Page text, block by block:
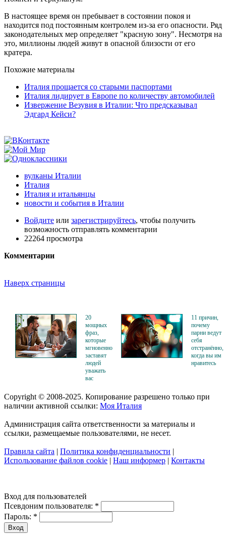
В настоящее время он пребывает в состоянии покоя и
находится под постоянным контролем из-за его опасности. Ряд
законодательных мер определяет "красную зону". Несмотря на
это, миллионы людей живут в опасной близости от его
кратера.
Похожие материалы
Италия прощается со старыми паспортами
Италия лидирует в Европе по количеству автомобилей
Извержение Везувия в Италии: Что предсказывал
Эдгард Кейси?
вулканы Италии
Италия
Италия и итальянцы
новости и события в Италии
Войдите или зарегистрируйтесь, чтобы получить
возможность отправлять комментарии
22264 просмотра
Комментарии
Наверх страницы
20
мощных
фраз,
которые
мгновенно
заставят
людей
уважать
вас
11 причин,
почему
парни ведут
себя
отстранённо,
когда вы им
нравитесь
Copyright © 2008-2025. Копирование разрешено только при
наличии активной ссылки: Моя Италия
Администрация сайта ответственности за материалы и
ссылки, размещаемые пользователями, не несет.
Правила сайта | Политика конфиденциальности |
Использование файлов cookie | Наш информер | Контакты
Вход для пользователей
Псевдоним пользователя: *
Пароль: *